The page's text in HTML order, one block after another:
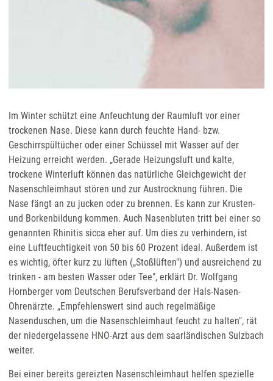
Im Winter schützt eine Anfeuchtung der Raumluft vor einer
trockenen Nase. Diese kann durch feuchte Hand- bzw.
Geschirrspültücher oder einer Schüssel mit Wasser auf der
Heizung erreicht werden. „Gerade Heizungsluft und kalte,
trockene Winterluft können das natürliche Gleichgewicht der
Nasenschleimhaut stören und zur Austrocknung führen. Die
Nase fängt an zu jucken oder zu brennen. Es kann zur Krusten-
und Borkenbildung kommen. Auch Nasenbluten tritt bei einer so
genannten Rhinitis sicca eher auf. Um dies zu verhindern, ist
eine Luftfeuchtigkeit von 50 bis 60 Prozent ideal. Außerdem ist
es wichtig, öfter kurz zu lüften („Stoßlüften") und ausreichend zu
trinken - am besten Wasser oder Tee", erklärt Dr. Wolfgang
Hornberger vom Deutschen Berufsverband der Hals-Nasen-
Ohrenärzte. „Empfehlenswert sind auch regelmäßige
Nasenduschen, um die Nasenschleimhaut feucht zu halten", rät
der niedergelassene HNO-Arzt aus dem saarländischen Sulzbach
weiter.
Bei einer bereits gereizten Nasenschleimhaut helfen spezielle